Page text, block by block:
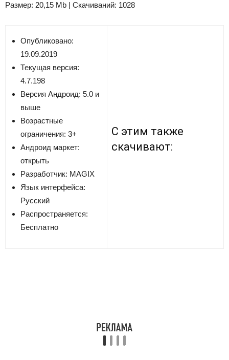
Размер: 20,15 Mb | Скачиваний: 1028
Опубликовано:
19.09.2019
Текущая версия:
4.7.198
Версия Андроид: 5.0 и
выше
Возрастные
ограничения: 3+
Андроид маркет:
открыть
Разработчик: MAGIX
Язык интерфейса:
Русский
Распространяется:
Бесплатно
С этим также
скачивают: